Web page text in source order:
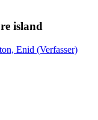
island
Enid (Verfasser)